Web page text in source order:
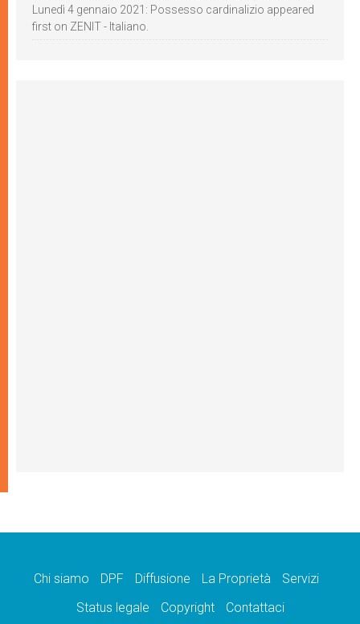
Lunedì 4 gennaio 2021: Possesso cardinalizio appeared
first on ZENIT - Italiano.
Chi siamo DPF Diffusione La Proprietà
Servizi
Status legale
Copyright Contattaci